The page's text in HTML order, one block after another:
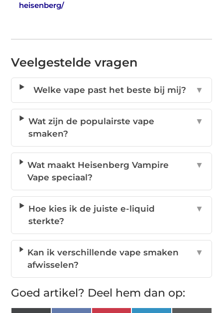
heisenberg/
Veelgestelde vragen
Welke vape past het beste bij mij? ▼
Wat zijn de populairste vape
smaken?
▼
Wat maakt Heisenberg Vampire
Vape speciaal?
▼
Hoe kies ik de juiste e-liquid
sterkte?
▼
Kan ik verschillende vape smaken
afwisselen?
▼
Goed artikel? Deel hem dan op: